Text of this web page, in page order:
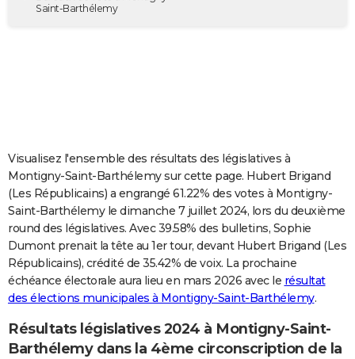
Destinations
City break
Voyage nature
Voyage de noces
Forum
Dictionnaire
Biographies
Citations
Expressions
Proverbes
PROGRAMME TV
COPAINS D'AVANT
S'inscrire
Se connecter
Lycées
Collèges
Primaires
Universités
Entreprises
Service militaire
Avis de recherche
AVIS DE DÉCÈS
FORUM
Bricolage
Lifestyle
Culture
Sport
Auto
Television
Voyage
Cinema
Saint-Barthélemy
Visualisez l'ensemble des résultats des législatives à
Montigny-Saint-Barthélemy sur cette page. Hubert Brigand
(Les Républicains) a engrangé 61.22% des votes à Montigny-
Saint-Barthélemy le dimanche 7 juillet 2024, lors du deuxième
round des législatives. Avec 39.58% des bulletins, Sophie
Dumont prenait la tête au 1er tour, devant Hubert Brigand (Les
Républicains), crédité de 35.42% de voix. La prochaine
échéance électorale aura lieu en mars 2026 avec le résultat
des élections municipales à Montigny-Saint-Barthélemy.
Résultats législatives 2024 à Montigny-Saint-
Barthélemy dans la 4ème circonscription de la